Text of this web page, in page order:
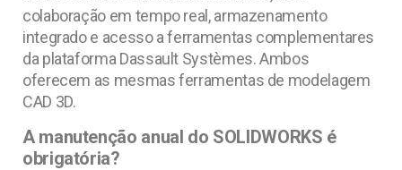
colaboração em tempo real, armazenamento
integrado e acesso a ferramentas complementares
da plataforma Dassault Systèmes. Ambos
oferecem as mesmas ferramentas de modelagem
CAD 3D.
A manutenção anual do SOLIDWORKS é
obrigatória?